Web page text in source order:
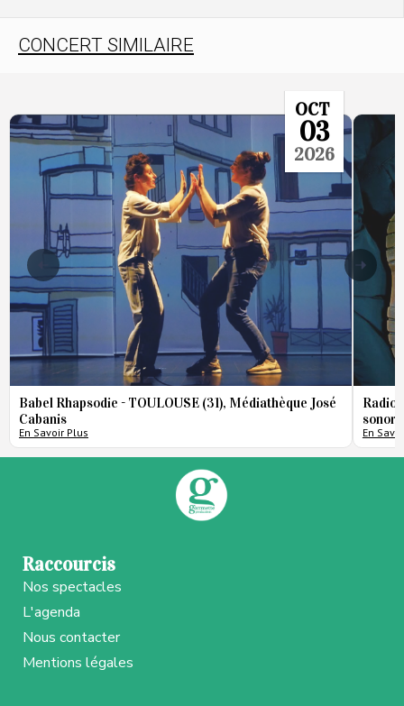
CONCERT SIMILAIRE
OCT
03
2026
Babel Rhapsodie - TOULOUSE (31), Médiathèque José
Cabanis
En Savoir Plus
Radio
En
Raccourcis
Nos spectacles
L'agenda
Nous contacter
Mentions légales